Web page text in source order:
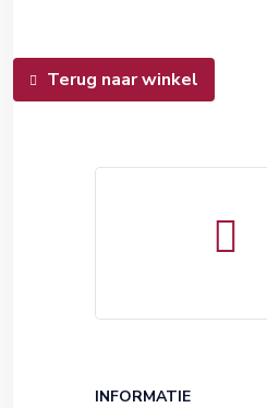
Terug naar winkel
INFORMATIE